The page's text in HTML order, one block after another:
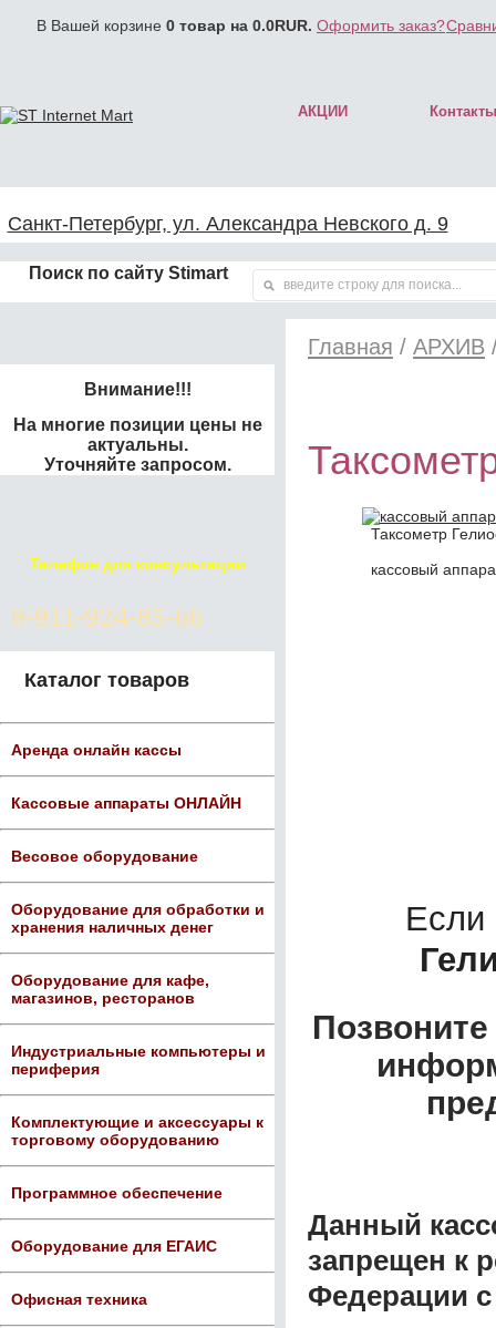
В Вашей корзине 0 товар на 0.0RUR. Оформить заказ?
АКЦИИ Контакты
Санкт-Петербург, ул. Александра Невского д. 9
Поиск по сайту Stimart
Внимание!!!
На многие позиции цены не
актуальны.
Уточняйте запросом.
Телефон для консультации
8-911-924-85-66
Каталог товаров
Аренда онлайн кассы
Кассовые аппараты ОНЛАЙН
Весовое оборудование
Оборудование для обработки и
хранения наличных денег
Оборудование для кафе,
магазинов, ресторанов
Индустриальные компьютеры и
периферия
Комплектующие и аксессуары к
торговому оборудованию
Программное обеспечение
Оборудование для ЕГАИС
Офисная техника
Главная / АРХИВ
Таксометр
кассовый
Данный
запрещен к
Федерации с